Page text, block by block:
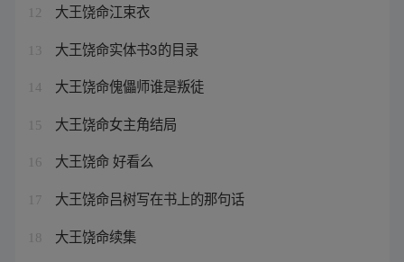
12 大王饶命江束衣
13 大王饶命实体书3的目录
14 大王饶命傀儡师谁是叛徒
15 大王饶命女主角结局
16 大王饶命 好看么
17 大王饶命吕树写在书上的那句话
18 大王饶命续集